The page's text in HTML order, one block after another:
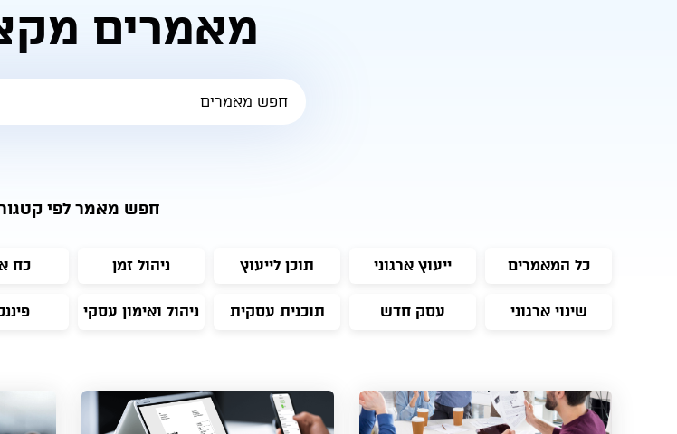
מאמרים
חפש מאמר לפי
כל המאמרים ייעוץ ארגוני תוכן לייעוץ ניהול זמן כח
שינוי ארגוני עסק חדש תוכנית עסקית ניהול ואימון עסקי